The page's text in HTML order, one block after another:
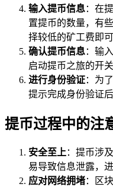
输入提币信息：在
置提币的数量，有
择较低的矿工费即
确认提币信息：输
启动提币之旅的开关
进行身份验证：为
提示完成身份验证
提币过程中的注
安全至上：提币涉
易导致信息泄露，
应对网络拥堵：区